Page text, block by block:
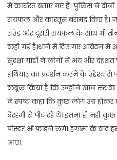
में कार्यरत बताए गए हैं। पुलिस ने दोनों
रायफल और कारतूस बरामद किए हैं।
राउंड और दूसरी रायफल के साथ भी
कही गई है।थाने में दिए गए आवेदन में
सुरक्षा गार्डों ने लोगों में भय और
हथियार का प्रदर्शन करने के उद्देश्य से
कबूल किया है कि उन्होंने खान सर के
ने स्पष्ट कहा कि कुछ लोग उग्र होकर
बेरहमी से पीट रहे थे। इतना ही नहीं
पोस्टर भी फाड़ने लगे। हंगामा के बाद
आए।